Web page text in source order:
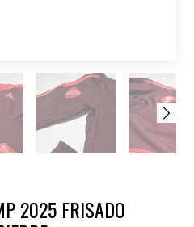
2025 FRISADO